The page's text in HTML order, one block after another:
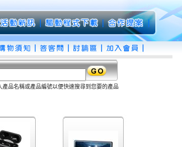
產品名稱或產品編號以便快速搜尋到您要的產品